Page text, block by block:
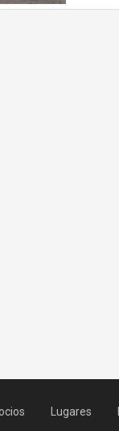
Lugares